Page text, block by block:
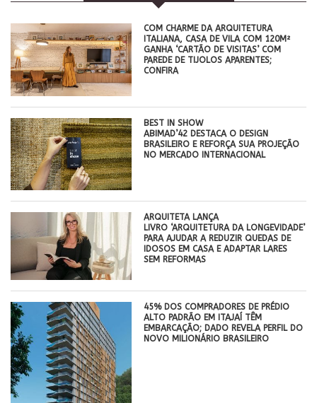
COM CHARME DA ARQUITETURA
ITALIANA, CASA DE VILA COM 120M²
GANHA ‘CARTÃO DE VISITAS’ COM
PAREDE DE TIJOLOS APARENTES;
CONFIRA
BEST IN SHOW
ABIMAD’42 DESTACA O DESIGN
BRASILEIRO E REFORÇA SUA PROJEÇÃO
NO MERCADO INTERNACIONAL
ARQUITETA LANÇA
LIVRO ‘ARQUITETURA DA LONGEVIDADE’
PARA AJUDAR A REDUZIR QUEDAS DE
IDOSOS EM CASA E ADAPTAR LARES
SEM REFORMAS
45% DOS COMPRADORES DE PRÉDIO
ALTO PADRÃO EM ITAJAÍ TÊM
EMBARCAÇÃO; DADO REVELA PERFIL DO
NOVO MILIONÁRIO BRASILEIRO